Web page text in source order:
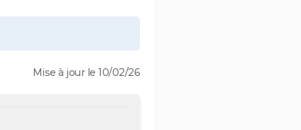
Mise à jour le 10/02/26